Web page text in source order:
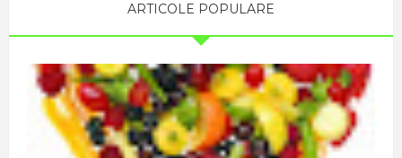
ARTICOLE POPULARE